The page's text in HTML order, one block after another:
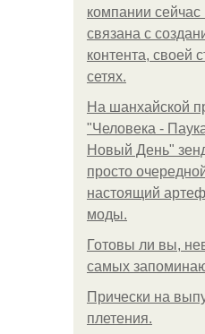
компании
связана с
контента, своей
сетях.
На шанхайской
"Человека -
Новый День"
просто
настоящий
моды.
Готовы ли вы,
самых
Прически на
плетения.